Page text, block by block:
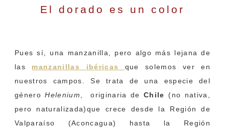
El dorado es un color
Pues sí, una manzanilla, pero algo más lejana de
las manzanillas ibéricas
que solemos ver en
nuestros campos. Se trata de una especie del
géneroHelenium , originaria deChile
(no nativa,
pero naturalizada)que crece desde la Región de
Valparaíso (Aconcagua) hasta la Región